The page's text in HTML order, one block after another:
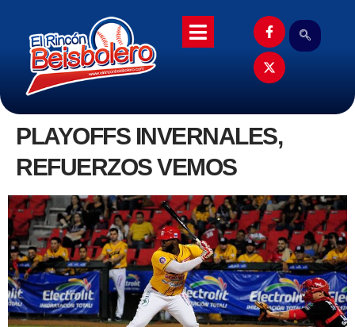
PLAYOFFS INVERNALES,
REFUERZOS VEMOS